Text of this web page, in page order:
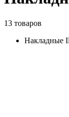
13 товаров
Накладные